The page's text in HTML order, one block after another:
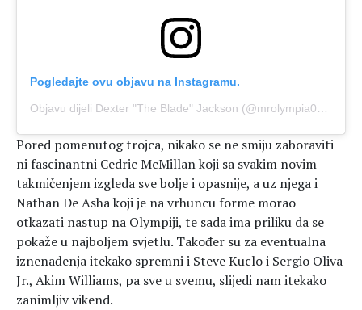
Pogledajte ovu objavu na Instagramu.
Objavu dijeli Dexter "The Blade" Jackson (@mrolympia08)
Pored pomenutog trojca, nikako se ne smiju zaboraviti
ni fascinantni Cedric McMillan koji sa svakim novim
takmičenjem izgleda sve bolje i opasnije, a uz njega i
Nathan De Asha koji je na vrhuncu forme morao
otkazati nastup na Olympiji, te sada ima priliku da se
pokaže u najboljem svjetlu. Također su za eventualna
iznenađenja itekako spremni i Steve Kuclo i Sergio Oliva
Jr., Akim Williams, pa sve u svemu, slijedi nam itekako
zanimljiv vikend.